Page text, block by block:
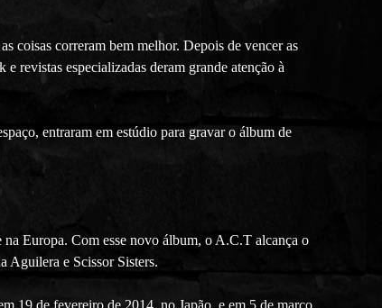
coisas correram bem melhor. Depois de vencer as
revistas especializadas deram grande atenção à
entraram em estúdio para gravar o álbum de
Europa. Com esse novo álbum, o A.C.T alcança o
Aguilera e Scissor Sisters.
19 de fevereiro de 2014, no Japão, e em 5 de março